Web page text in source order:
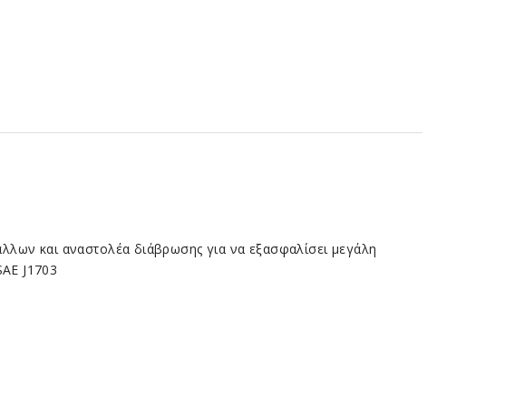
και αναστολέα διάβρωσης για να εξασφαλίσει μεγάλη
J1703